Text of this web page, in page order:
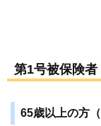
第1号被保険者
65歳以上の方